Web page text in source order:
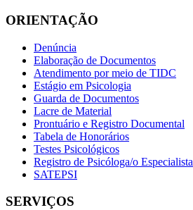
ORIENTAÇÃO
Denúncia
Elaboração de Documentos
Atendimento por meio de TIDC
Estágio em Psicologia
Guarda de Documentos
Lacre de Material
Prontuário e Registro Documental
Tabela de Honorários
Testes Psicológicos
Registro de Psicóloga/o Especialista
SATEPSI
SERVIÇOS